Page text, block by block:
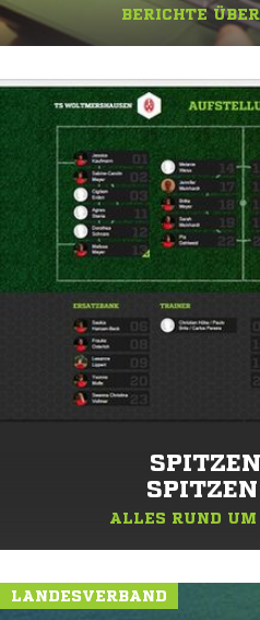
BERICHTE
ALLES RUND UM
LANDESVERBAND